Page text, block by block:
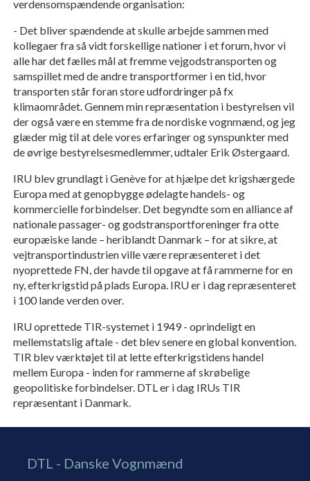
verdensomspændende organisation:
- Det bliver spændende at skulle arbejde sammen med
kollegaer fra så vidt forskellige nationer i et forum, hvor vi
alle har det fælles mål at fremme vejgodstransporten og
samspillet med de andre transportformer i en tid, hvor
transporten står foran store udfordringer på fx
klimaområdet. Gennem min repræsentation i bestyrelsen vil
der også være en stemme fra de nordiske vognmænd, og jeg
glæder mig til at dele vores erfaringer og synspunkter med
de øvrige bestyrelsesmedlemmer, udtaler Erik Østergaard.
IRU blev grundlagt i Genève for at hjælpe det krigshærgede
Europa med at genopbygge ødelagte handels- og
kommercielle forbindelser. Det begyndte som en alliance af
nationale passager- og godstransportforeninger fra otte
europæiske lande – heriblandt Danmark – for at sikre, at
vejtransportindustrien ville være repræsenteret i det
nyoprettede FN, der havde til opgave at få rammerne for en
ny, efterkrigstid på plads Europa. IRU er i dag repræsenteret
i 100 lande verden over.
IRU oprettede TIR-systemet i 1949 - oprindeligt en
mellemstatslig aftale - det blev senere en global konvention.
TIR blev værktøjet til at lette efterkrigstidens handel
mellem Europa - inden for rammerne af skrøbelige
geopolitiske forbindelser. DTL er i dag IRUs TIR
repræsentant i Danmark.
DTL - Danske Vognmænd